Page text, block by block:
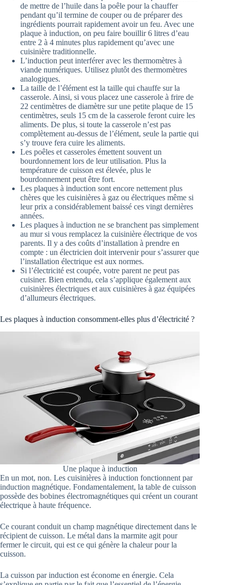
de mettre de l’huile dans la poêle pour la chauffer
pendant qu’il termine de couper ou de préparer des
ingrédients pourrait rapidement avoir un feu. Avec une
plaque à induction, on peu faire bouillir 6 litres d’eau
entre 2 à 4 minutes plus rapidement qu’avec une
cuisinière traditionnelle.
L’induction peut interférer avec les thermomètres à
viande numériques. Utilisez plutôt des thermomètres
analogiques.
La taille de l’élément est la taille qui chauffe sur la
casserole. Ainsi, si vous placez une casserole à frire de
22 centimètres de diamètre sur une petite plaque de 15
centimètres, seuls 15 cm de la casserole feront cuire les
aliments. De plus, si toute la casserole n’est pas
complètement au-dessus de l’élément, seule la partie qui
s’y trouve fera cuire les aliments.
Les poêles et casseroles émettent souvent un
bourdonnement lors de leur utilisation. Plus la
température de cuisson est élevée, plus le
bourdonnement peut être fort.
Les plaques à induction sont encore nettement plus
chères que les cuisinières à gaz ou électriques même si
leur prix a considérablement baissé ces vingt dernières
années.
Les plaques à induction ne se branchent pas simplement
au mur si vous remplacez la cuisinière électrique de vos
parents. Il y a des coûts d’installation à prendre en
compte : un électricien doit intervenir pour s’assurer que
l’installation électrique est aux normes.
Si l’électricité est coupée, votre parent ne peut pas
cuisiner. Bien entendu, cela s’applique également aux
cuisinières électriques et aux cuisinières à gaz équipées
d’allumeurs électriques.
Les plaques à induction consomment-elles plus d’électricité ?
Une plaque à induction
En un mot, non. Les cuisinières à induction fonctionnent par
induction magnétique. Fondamentalement, la table de cuisson
possède des bobines électromagnétiques qui créent un courant
électrique à haute fréquence.
Ce courant conduit un champ magnétique directement dans le
récipient de cuisson. Le métal dans la marmite agit pour
fermer le circuit, qui est ce qui génère la chaleur pour la
cuisson.
La cuisson par induction est économe en énergie. Cela